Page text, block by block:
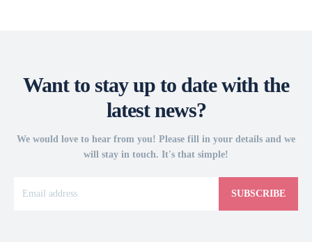
Want to stay up to date with the
latest news?
We would love to hear from you! Please fill in your details and we
will stay in touch. It's that simple!
SUBSCRIBE